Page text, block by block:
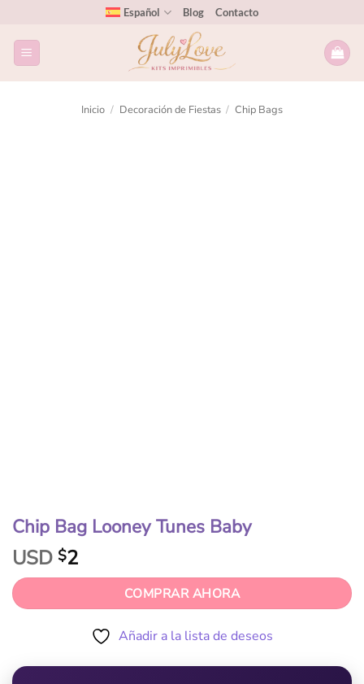
Español Blog Contacto
Inicio / Decoración de Fiestas / Chip Bags
Chip Bag Looney Tunes Baby
USD $2
COMPRAR AHORA
Añadir a la lista de deseos